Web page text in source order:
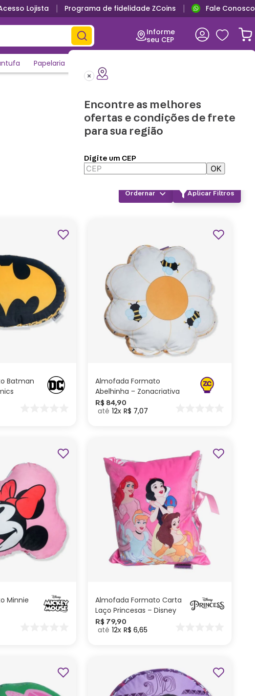
Lojista Programa de fidelidade ZCoins Fale Conosco
Informe
seu CEP
Encontre as melhores
ofertas e condições de frete
para sua região
Digite um CEP
OK
Papelaria
Aplicar Filtros
Batman
Almofada Formato
Abelhinha – Zonacriativa
R$ 84,90
12 R$ 7,07
ADICIONAR AO
CARRINHO
Minnie
Almofada Formato Carta
Laço Princesas – Disney
R$ 79,90
12 R$ 6,65
ADICIONAR AO